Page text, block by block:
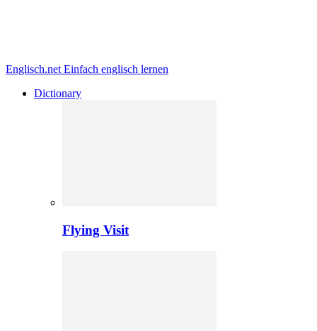
Englisch.net Einfach englisch lernen
Dictionary
Flying Visit